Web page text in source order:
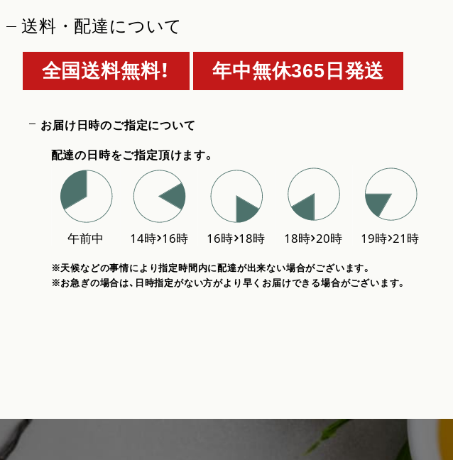
送料・配達について
全国送料無料！ 年中無休365日発送
お届け日時のご指定について
配達の日時をご指定頂けます。
※天候などの事情により指定時間内に配達が出来ない場合がございます。
※お急ぎの場合は、日時指定がない方がより早くお届けできる場合がございます。